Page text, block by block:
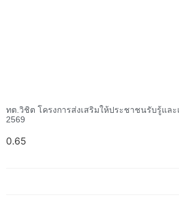
ทต.วิชิต โครงการส่งเสริมให้ประชาชนรับรู้แล
2569